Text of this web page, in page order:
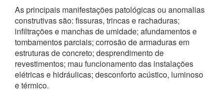
As principais manifestações patológicas ou anomalias
construtivas são: fissuras, trincas e rachaduras;
infiltrações e manchas de umidade; afundamentos e
tombamentos parciais; corrosão de armaduras em
estruturas de concreto; desprendimento de
revestimentos; mau funcionamento das instalações
elétricas e hidráulicas; desconforto acústico, luminoso
e térmico.